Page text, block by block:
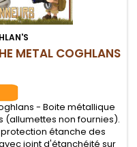
METAL COGHLANS
- Boite métallique
(allumettes non fournies).
étanche des
joint d'étanchéité sur